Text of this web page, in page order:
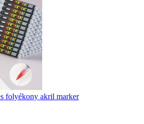
folyékony akril marker